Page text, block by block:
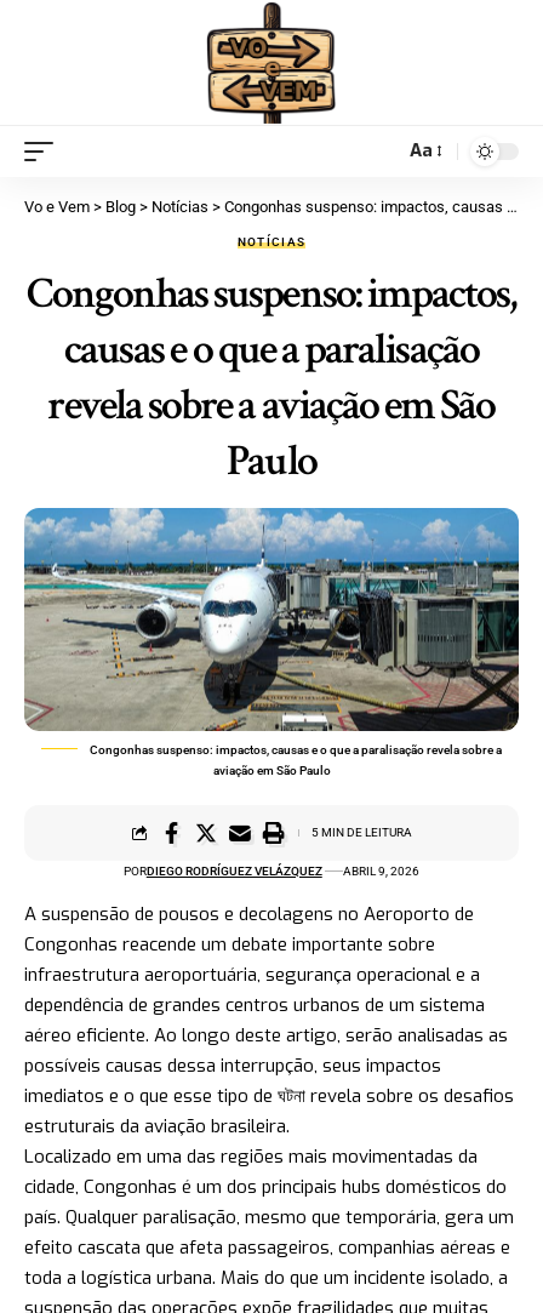
Aa
Vo e Vem > Blog > Notícias > Congonhas suspenso: impactos, causas e o que a paralisação revela sobre a aviação em São Paulo
NOTÍCIAS
Congonhas suspenso: impactos,
causas e o que a paralisação
revela sobre a aviação em São
Paulo
Congonhas suspenso: impactos, causas e o que a paralisação revela sobre a
aviação em São Paulo
PORDIEGO RODRÍGUEZ VELÁZQUEZ ABRIL 9, 2026
5 MIN DE LEITURA
A suspensão de pousos e decolagens no Aeroporto de
Congonhas reacende um debate importante sobre
infraestrutura aeroportuária, segurança operacional e a
dependência de grandes centros urbanos de um sistema
aéreo eficiente. Ao longo deste artigo, serão analisadas as
possíveis causas dessa interrupção, seus impactos
imediatos e o que esse tipo de ঘটনা revela sobre os desafios
estruturais da aviação brasileira.
Localizado em uma das regiões mais movimentadas da
cidade, Congonhas é um dos principais hubs domésticos do
país. Qualquer paralisação, mesmo que temporária, gera um
efeito cascata que afeta passageiros, companhias aéreas e
toda a logística urbana. Mais do que um incidente isolado, a
suspensão das operações expõe fragilidades que muitas